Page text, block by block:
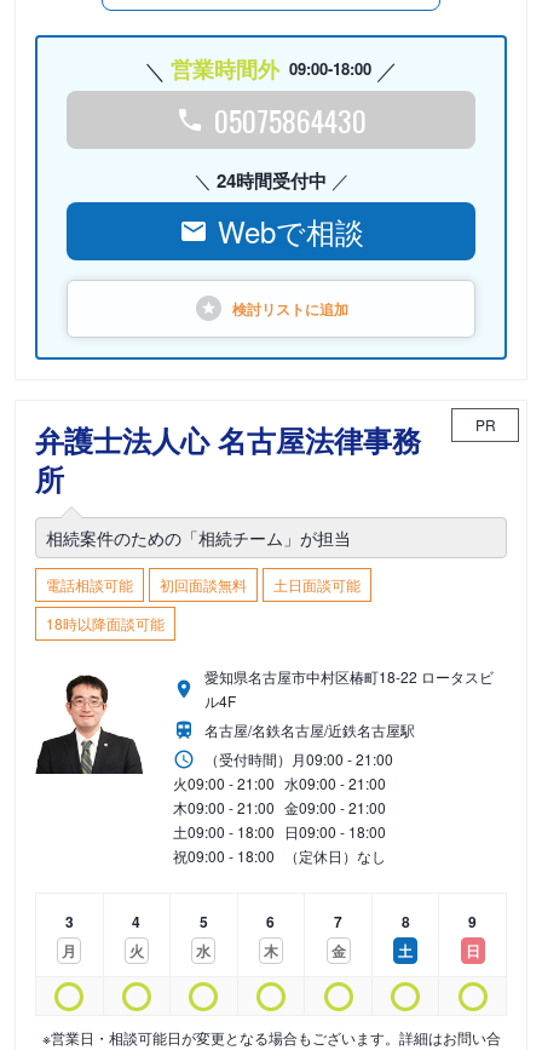
営業時間外 09:00-18:00
05075864430
24時間受付中
Webで相談
検討リストに追加
弁護士法人心 名古屋法律事務
所
PR
相続案件のための「相続チーム」が担当
電話相談可能 初回面談無料
土日面談可能
18時以降面談可能
愛知県名古屋市中村区椿町18-22 ロータスビ
ル4F
名古屋/名鉄名古屋/近鉄名古屋駅
（受付時間） 月09:00 - 21:00
火09:00 - 21:00 水09:00 - 21:00
木09:00 - 21:00 金09:00 - 21:00
土09:00 - 18:00 日09:00 - 18:00
祝09:00 - 18:00 （定休日）なし
3
月
4
火
5
水
6
木
7
金
8
土
9
日
※営業日・相談可能日が変更となる場合もございます。詳細はお問い合